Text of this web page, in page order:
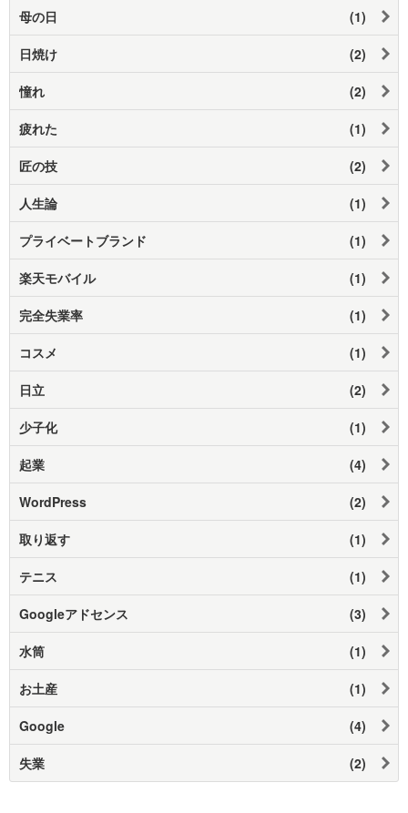
母の日 (1)
日焼け (2)
憧れ (2)
疲れた (1)
匠の技 (2)
人生論 (1)
プライベートブランド (1)
楽天モバイル (1)
完全失業率 (1)
コスメ (1)
日立 (2)
少子化 (1)
起業 (4)
WordPress (2)
取り返す (1)
テニス (1)
Googleアドセンス (3)
水筒 (1)
お土産 (1)
Google (4)
失業 (2)